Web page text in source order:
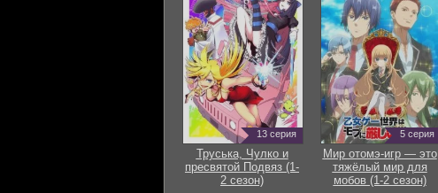
13 серия
Труська, Чулко и
пресвятой Подвяз (1-
2 сезон)
5 серия
Мир отомэ-игр — это
тяжёлый мир для
мобов (1-2 сезон)